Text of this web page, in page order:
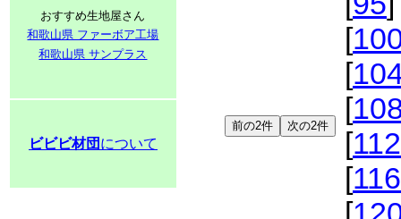
おすすめ生地屋さん
和歌山県 ファーボア工場
和歌山県 サンプラス
ビビビ材団 について
[
[
[
[112
[116